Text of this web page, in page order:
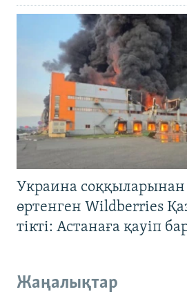
Украина
өртенген Wildberries
тікті: Астанаға қауіп
Жаңалықтар